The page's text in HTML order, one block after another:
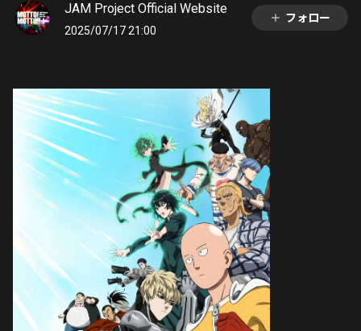
JAM Project Official Website
2025/07/17 21:00
フォロー